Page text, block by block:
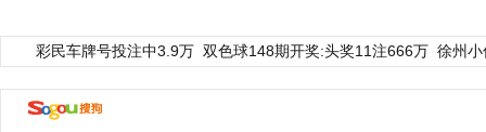
彩民车牌号投注中3.9万 双色球148期开奖:头奖11注666万 徐州